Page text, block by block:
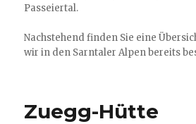
Passeiertal.
Nachstehend finden Sie eine
wir in den Sarntaler Alpen bereits
Zuegg-Hütte